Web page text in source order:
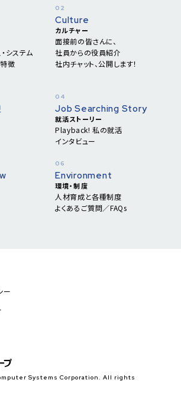
システム
徴
Culture
カルチャー
面接前の皆さんに、
社員からの役員紹介
社内チャット、公開します！
Job Searching Story
就活ストーリー
Playback! 私の就活
インタビュー
Environment
環境・制度
人材育成と各種制度
よくあるご質問／FAQs
ー
Systems Corporation. All rights